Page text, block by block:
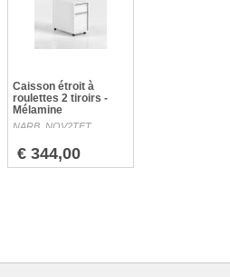
Caisson étroit à
roulettes 2 tiroirs -
Mélamine
NARB_NOV2TET
€ 344,00